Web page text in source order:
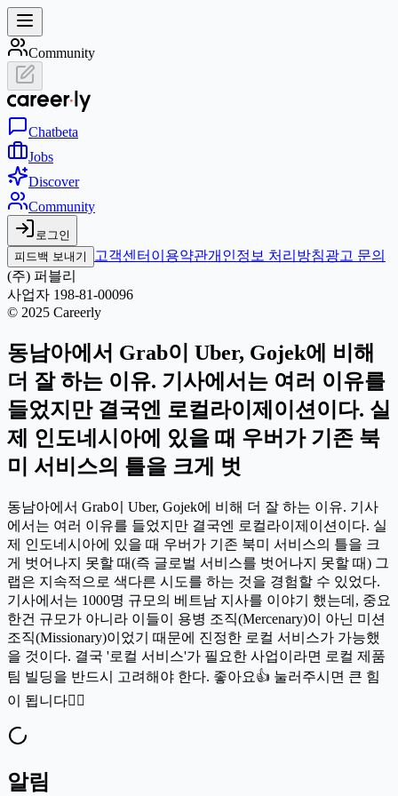
Community
Chatbeta
Jobs
Discover
Community
로그인
피드백 보내기
고객센터 이용약관개인정보 처리방침광고 문의
(주) 퍼블리
사업자 198-81-00096
© 2025 Careerly
동남아에서 Grab이 Uber, Gojek에 비해
더 잘 하는 이유. 기사에서는 여러 이유를
들었지만 결국엔 로컬라이제이션이다. 실
제 인도네시아에 있을 때 우버가 기존 북
미 서비스의 틀을 크게 벗
동남아에서 Grab이 Uber, Gojek에 비해 더 잘 하는 이유. 기사
에서는 여러 이유를 들었지만 결국엔 로컬라이제이션이다. 실
제 인도네시아에 있을 때 우버가 기존 북미 서비스의 틀을 크
게 벗어나지 못할 때(즉 글로벌 서비스를 벗어나지 못할 때) 그
랩은 지속적으로 색다른 시도를 하는 것을 경험할 수 있었다.
기사에서는 1000명 규모의 베트남 지사를 이야기 했는데, 중요
한건 규모가 아니라 이들이 용병 조직(Mercenary)이 아닌 미션
조직(Missionary)이었기 때문에 진정한 로컬 서비스가 가능했
을 것이다. 결국 '로컬 서비스'가 필요한 사업이라면 로컬 제품
팀 빌딩을 반드시 고려해야 한다. 좋아요👍 눌러주시면 큰 힘
이 됩니다🏋️‍♂️
알림